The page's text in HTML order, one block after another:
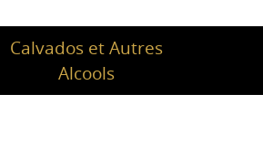
Calvados et Autres
Alcools